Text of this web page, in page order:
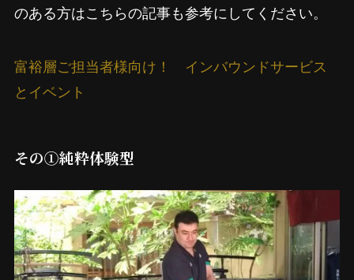
のある方はこちらの記事も参考にしてください。
富裕層ご担当者様向け！ インバウンドサービス
とイベント
その①純粋体験型